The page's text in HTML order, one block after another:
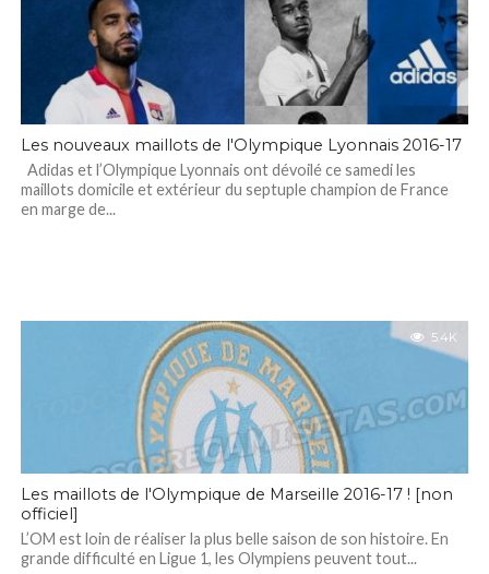
Les nouveaux maillots de l'Olympique Lyonnais 2016-17
Adidas et l’Olympique Lyonnais ont dévoilé ce samedi les
maillots domicile et extérieur du septuple champion de France
en marge de...
5.4K
Les maillots de l'Olympique de Marseille 2016-17 ! [non
officiel]
L’OM est loin de réaliser la plus belle saison de son histoire. En
grande difficulté en Ligue 1, les Olympiens peuvent tout...